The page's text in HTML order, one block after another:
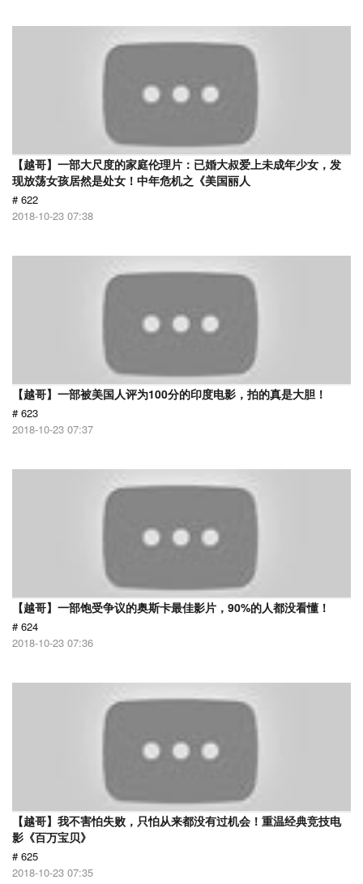
【越哥】一部大尺度的家庭伦理片：已婚大叔爱上未成年少女，发
现放荡女孩居然是处女！中年危机之《美国丽人
# 622
2018-10-23 07:38
【越哥】一部被美国人评为100分的印度电影，拍的真是大胆！
# 623
2018-10-23 07:37
【越哥】一部饱受争议的奥斯卡最佳影片，90%的人都没看懂！
# 624
2018-10-23 07:36
【越哥】我不害怕失败，只怕从来都没有过机会！重温经典竞技电
影《百万宝贝》
# 625
2018-10-23 07:35